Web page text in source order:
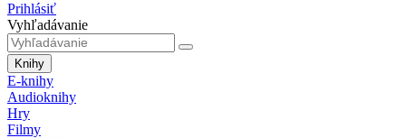
Prihlásiť
Vyhľadávanie
Knihy
E-knihy
Audioknihy
Hry
Filmy